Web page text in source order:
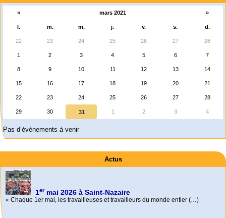
« mars 2021 »
l. m. m. j. v. s. d.
22 23 24 25 26 27 28
1 2 3 4 5 6 7
8 9 10 11 12 13 14
15 16 17 18 19 20 21
22 23 24 25 26 27 28
29 30 31 1 2 3 4
Pas d’évènements à venir
Actus
1ermai 2026 à Saint-Nazaire
« Chaque 1er mai, les travailleuses et travailleurs du monde entier (…)